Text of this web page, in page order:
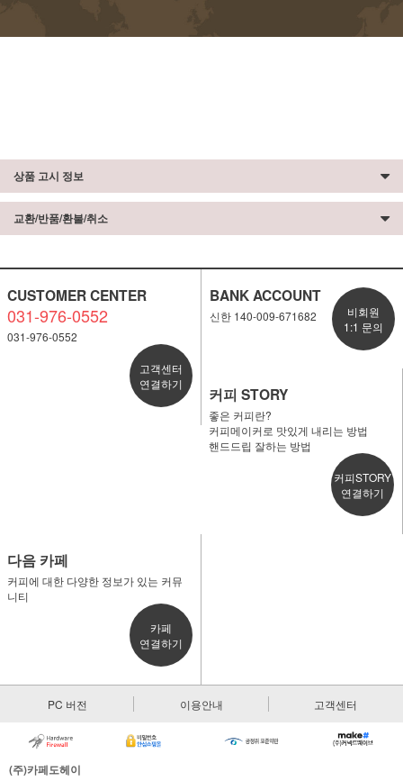
상품 고시 정보
교환/반품/환불/취소
CUSTOMER CENTER
031-976-0552
031-976-0552
고객센터
연결하기
BANK ACCOUNT
신한 140-009-671682
비회원
1:1 문의
커피 STORY
좋은 커피란?
커피메이커로 맛있게 내리는 방법
핸드드립 잘하는 방법
커피STORY
연결하기
다음 카페
커피에 대한 다양한 정보가 있는 커뮤
니티
카페
연결하기
PC 버전 이용안내 고객센터
(주)카페도헤이